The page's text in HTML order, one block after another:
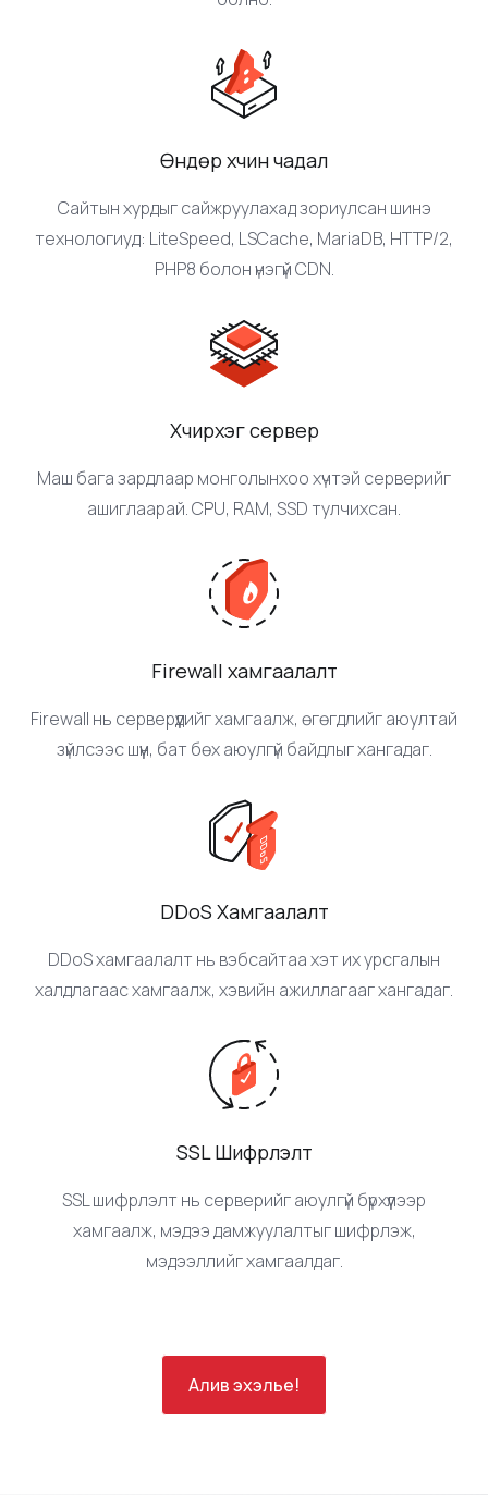
эрхээр үндсэн санг өөрчлөх, тохиргоо хийх эрхтэй
болно.
Өндөр хүчин чадал
технологиуд: LiteSpeed, LSCache, MariaDB, HTTP/2,
PHP8 болон үнэгүй CDN.
Хүчирхэг сервер
Маш бага зардлаар монголынхоо хүчтэй серверийг
ашиглаарай. CPU, RAM, SSD тулчихсан.
Firewall хамгаалалт
Firewall нь серверүүдийг хамгаалж, өгөгдлийг аюултай
зүйлсээс шүүн, бат бөх аюулгүй байдлыг хангадаг.
DDoS Хамгаалалт
DDoS хамгаалалт нь вэбсайтаа хэт их урсгалын
халдлагаас хамгаалж, хэвийн ажиллагааг хангадаг.
SSL Шифрлэлт